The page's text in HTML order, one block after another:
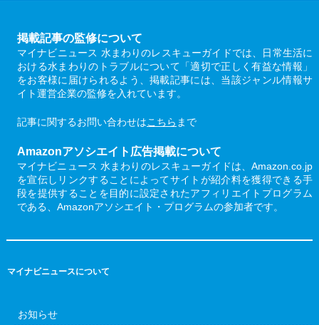
掲載記事の監修について
マイナビニュース 水まわりのレスキューガイドでは、日常生活に
おける水まわりのトラブルについて「適切で正しく有益な情報」
をお客様に届けられるよう、掲載記事には、当該ジャンル情報サ
イト運営企業の監修を入れています。
記事に関するお問い合わせはこちら まで
Amazonアソシエイト広告掲載について
マイナビニュース 水まわりのレスキューガイドは、Amazon.co.jp
を宣伝しリンクすることによってサイトが紹介料を獲得できる手
段を提供することを目的に設定されたアフィリエイトプログラム
である、Amazonアソシエイト・プログラムの参加者です。
マイナビニュースについて
お知らせ